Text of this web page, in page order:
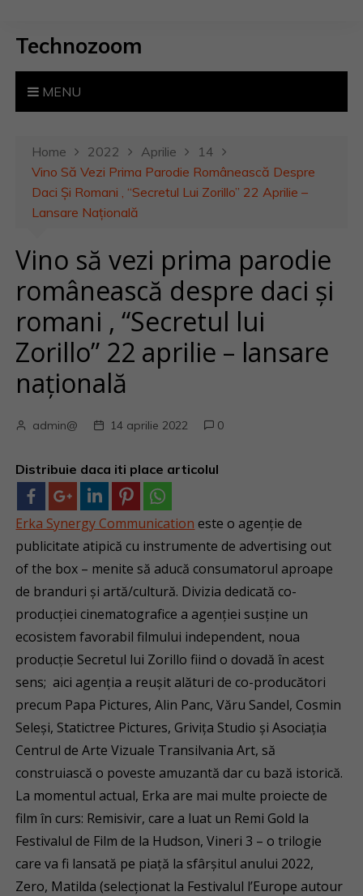
Technozoom
MENU
Home 2022 Aprilie
14
Vino Să Vezi Prima Parodie Românească Despre
Daci Și Romani , “Secretul Lui Zorillo” 22 Aprilie –
Lansare Națională
Vino să vezi prima parodie
românească despre daci și
romani , “Secretul lui
Zorillo” 22 aprilie – lansare
națională
admin@ 14 aprilie 2022 0
Distribuie daca iti place articolul
Erka Synergy Communication este o agenție de
publicitate atipică cu instrumente de advertising out
of the box – menite să aducă consumatorul aproape
de branduri și artă/cultură. Divizia dedicată co-
producției cinematografice a agenției susține un
ecosistem favorabil filmului independent, noua
producție Secretul lui Zorillo fiind o dovadă în acest
sens; aici agenția a reușit alături de co-producători
precum Papa Pictures, Alin Panc, Văru Sandel, Cosmin
Seleși, Statictree Pictures, Grivița Studio și Asociația
Centrul de Arte Vizuale Transilvania Art, să
construiască o poveste amuzantă dar cu bază istorică.
La momentul actual, Erka are mai multe proiecte de
film în curs: Remisivir, care a luat un Remi Gold la
Festivalul de Film de la Hudson, Vineri 3 – o trilogie
care va fi lansată pe piață la sfârșitul anului 2022,
Zero, Matilda (selecționat la Festivalul l’Europe autour